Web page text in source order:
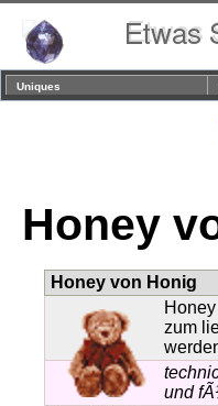
Uniques
Honey
Honey von Honig
zum
und